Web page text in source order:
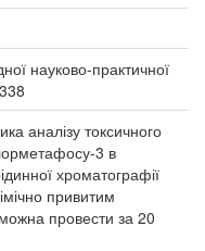
науково-практичної
аналізу токсичного
3 в
хроматографії
привитим
провести за 20